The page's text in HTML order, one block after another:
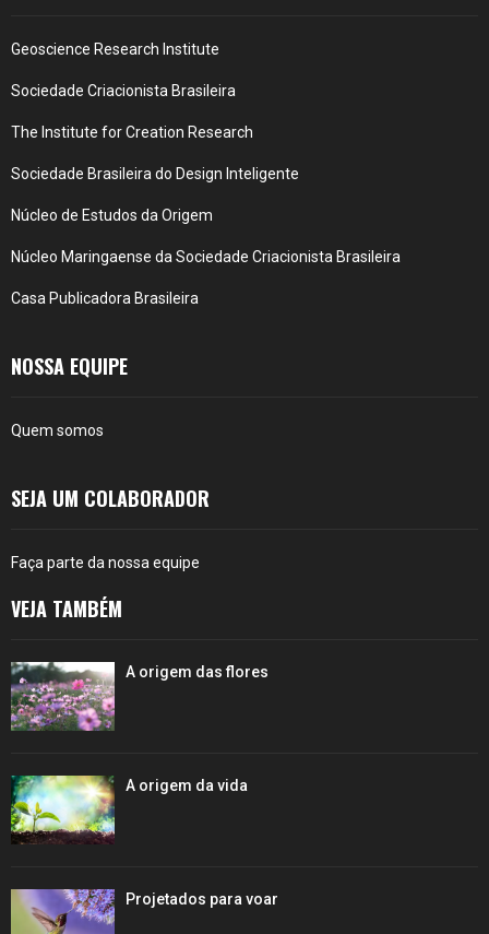
Geoscience Research Institute
Sociedade Criacionista Brasileira
The Institute for Creation Research
Sociedade Brasileira do Design Inteligente
Núcleo de Estudos da Origem
Núcleo Maringaense da Sociedade Criacionista Brasileira
Casa Publicadora Brasileira
NOSSA EQUIPE
Quem somos
SEJA UM COLABORADOR
Faça parte da nossa equipe
VEJA TAMBÉM
A origem das flores
A origem da vida
Projetados para voar